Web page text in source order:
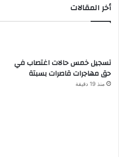
أخر المقالات
تسجيل خمس حالات اغتصاب في
حق مهاجرات قاصرات بسبتة
منذ 19 دقيقة